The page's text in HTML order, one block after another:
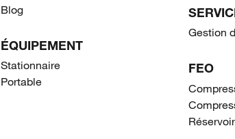
Blog
ÉQUIPEMENT
Stationnaire
Portable
Gestion
FEO